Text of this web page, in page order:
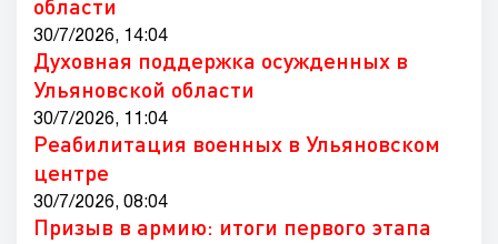
области
30/7/2026, 14:04
Духовная поддержка осужденных в
Ульяновской области
30/7/2026, 11:04
Реабилитация военных в Ульяновском
центре
30/7/2026, 08:04
Призыв в армию: итоги первого этапа